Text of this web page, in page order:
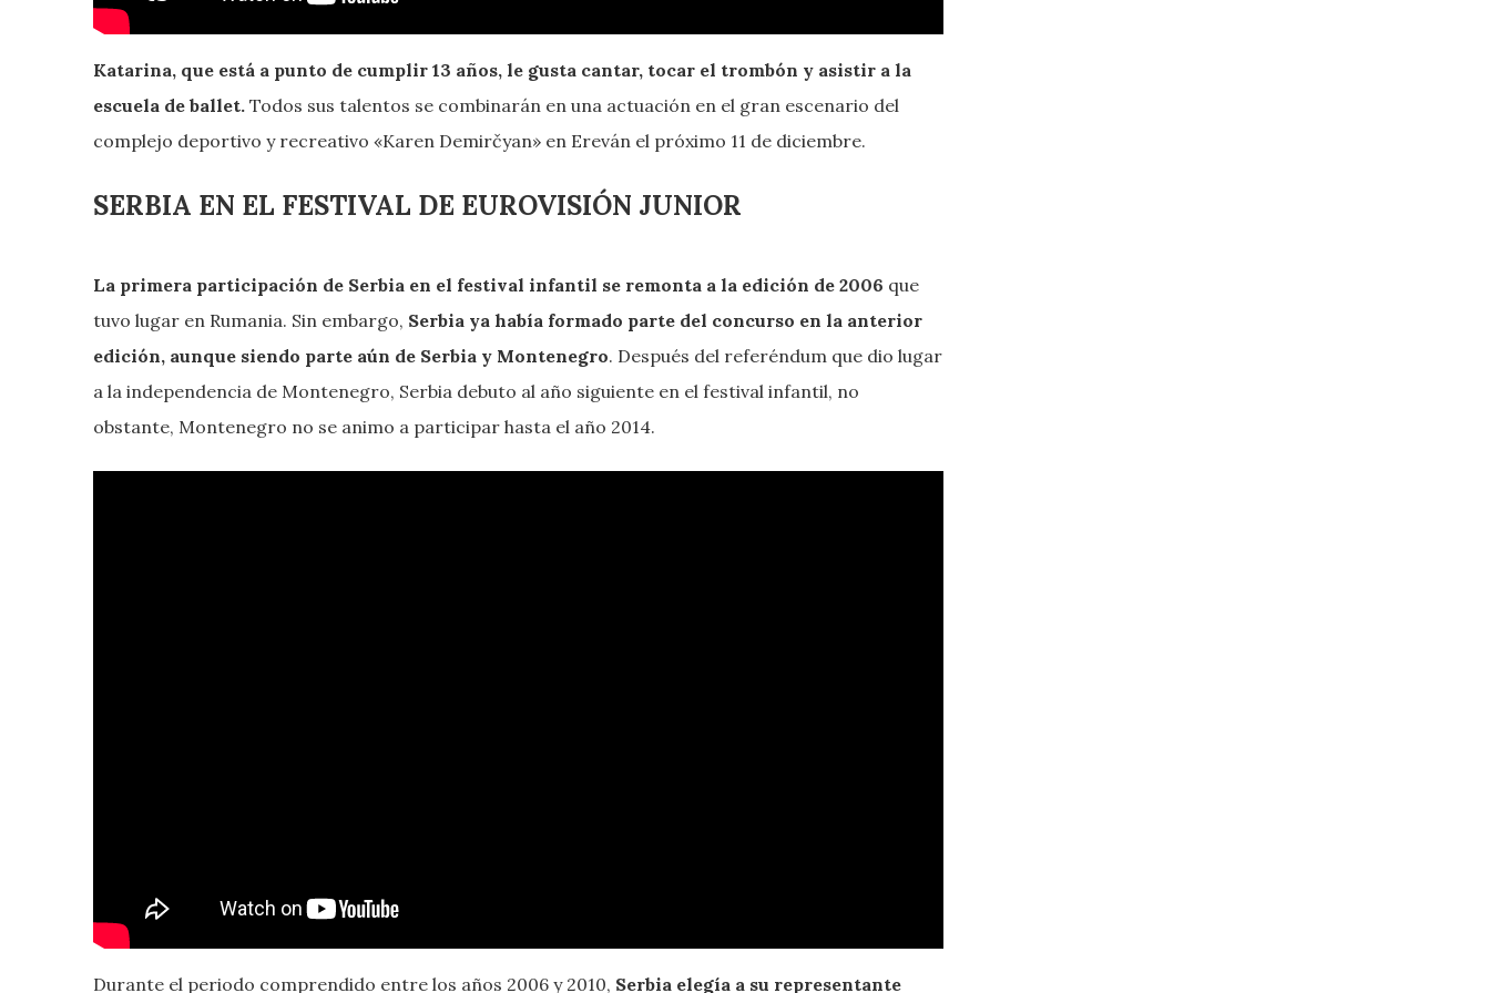
Katarina, que está a punto de cumplir 13 años, le gusta cantar, tocar el trombón y asistir a la
escuela de ballet. Todos sus talentos se combinarán en una actuación en el gran escenario del
complejo deportivo y recreativo «Karen Demirčyan» en Ereván el próximo 11 de diciembre.
SERBIA EN EL FESTIVAL DE EUROVISIÓN JUNIOR
La primera participación de Serbia en el festival infantil se remonta a la edición de 2006 que
tuvo lugar en Rumania. Sin embargo, Serbia ya había formado parte del concurso en la anterior
edición, aunque siendo parte aún de Serbia y Montenegro. Después del referéndum que dio lugar
a la independencia de Montenegro, Serbia debuto al año siguiente en el festival infantil, no
obstante, Montenegro no se animo a participar hasta el año 2014.
Durante el periodo comprendido entre los años 2006 y 2010, Serbia elegía a su representante